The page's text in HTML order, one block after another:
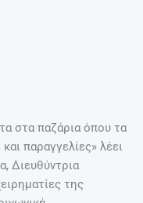
στα παζάρια όπου τα
παραγγελίες» λέει
Διευθύντρια
της